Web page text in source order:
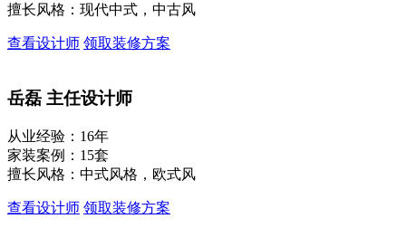
擅长风格：现代中式，中古风
查看设计师 领取装修方案
岳磊 主任设计师
从业经验：16年
家装案例：15套
擅长风格：中式风格，欧式风
查看设计师 领取装修方案